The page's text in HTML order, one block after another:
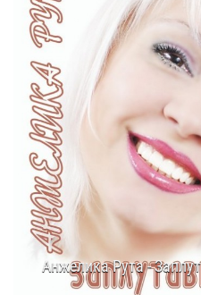
Анжелика Рута -
06.09.201415:10